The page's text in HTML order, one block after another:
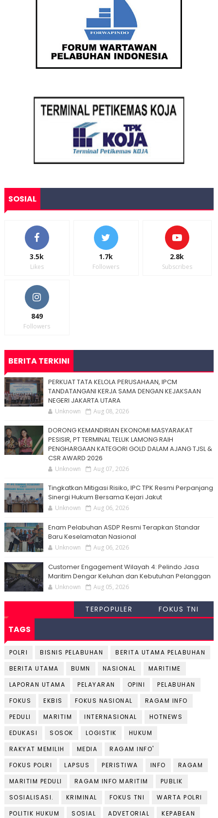
SOSIAL
3.5k
Likes
1.7k
Followers
2.8k
Subscribes
849
Followers
BERITA TERKINI
PERKUAT TATA KELOLA PERUSAHAAN, IPCM
TANDATANGANI KERJA SAMA DENGAN KEJAKSAAN
NEGERI JAKARTA UTARA
Unknown Aug 08, 2026
DORONG KEMANDIRIAN EKONOMI MASYARAKAT
PESISIR, PT TERMINAL TELUK LAMONG RAIH
PENGHARGAAN KATEGORI GOLD DALAM AJANG TJSL &
CSR AWARD 2026
Unknown Aug 07, 2026
Tingkatkan Mitigasi Risiko, IPC TPK Resmi Perpanjang
Sinergi Hukum Bersama Kejari Jakut
Unknown Aug 06, 2026
Enam Pelabuhan ASDP Resmi Terapkan Standar
Baru Keselamatan Nasional
Unknown Aug 06, 2026
Customer Engagement Wilayah 4: Pelindo Jasa
Maritim Dengar Keluhan dan Kebutuhan Pelanggan
Unknown Aug 05, 2026
TERPOPULER FOKUS TNI
TAGS
POLRI BISNIS PELABUHAN
BERITA UTAMA PELABUHAN
BERITA UTAMA
BUMN NASIONAL
MARITIME
LAPORAN UTAMA
PELAYARAN OPINI
PELABUHAN
FOKUS
EKBIS FOKUS NASIONAL
RAGAM INFO
PEDULI
MARITIM INTERNASIONAL
HOTNEWS
EDUKASI
SOSOK LOGISTIK
HUKUM
RAKYAT MEMILIH
MEDIA
RAGAM INFO'
FOKUS POLRI
LAPSUS PERISTIWA INFO
RAGAM
MARITIM PEDULI
RAGAM INFO MARITIM
PUBLIK
SOSIALISASI.
KRIMINAL FOKUS TNI
WARTA POLRI
POLITIK HUKUM
SOSIAL ADVETORIAL
KEPABEAN